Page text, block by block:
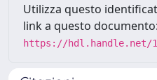
Utilizza questo
link a questo documento:
https://hdl.handle.net/